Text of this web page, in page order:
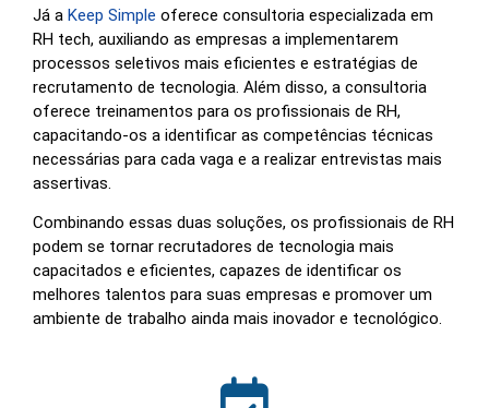
Já a Keep Simple oferece consultoria especializada em
RH tech, auxiliando as empresas a implementarem
processos seletivos mais eficientes e estratégias de
recrutamento de tecnologia. Além disso, a consultoria
oferece treinamentos para os profissionais de RH,
capacitando-os a identificar as competências técnicas
necessárias para cada vaga e a realizar entrevistas mais
assertivas.
Combinando essas duas soluções, os profissionais de RH
podem se tornar recrutadores de tecnologia mais
capacitados e eficientes, capazes de identificar os
melhores talentos para suas empresas e promover um
ambiente de trabalho ainda mais inovador e tecnológico.